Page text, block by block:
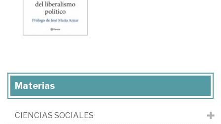
Materias
CIENCIAS SOCIALES